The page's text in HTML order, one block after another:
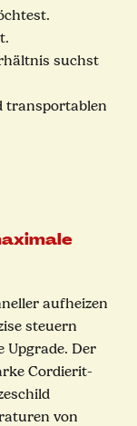
suchst
transportablen
aufheizen
steuern
Upgrade. Der
Cordierit-
von